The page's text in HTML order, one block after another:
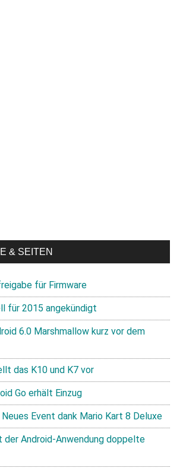
& SEITEN
für Firmware
für 2015 angekündigt
6.0 Marshmallow kurz vor dem
das K10 und K7 vor
Go erhält Einzug
Neues Event dank Mario Kart 8 Deluxe
der Android-Anwendung doppelte